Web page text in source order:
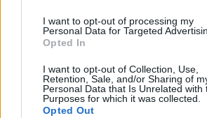
I want to opt-out of processing my
Personal Data for Targeted
Opted In
I want to opt-out of Collection, Use,
Retention, Sale, and/or Sharing of
Personal Data that Is Unrelated with
Purposes for which it was collected.
Opted Out
szinhaz szerk.•2019. január 31.
Az előadás február 4-én este fél 8
Stúdióban (Asbóth u. 22.) lesz